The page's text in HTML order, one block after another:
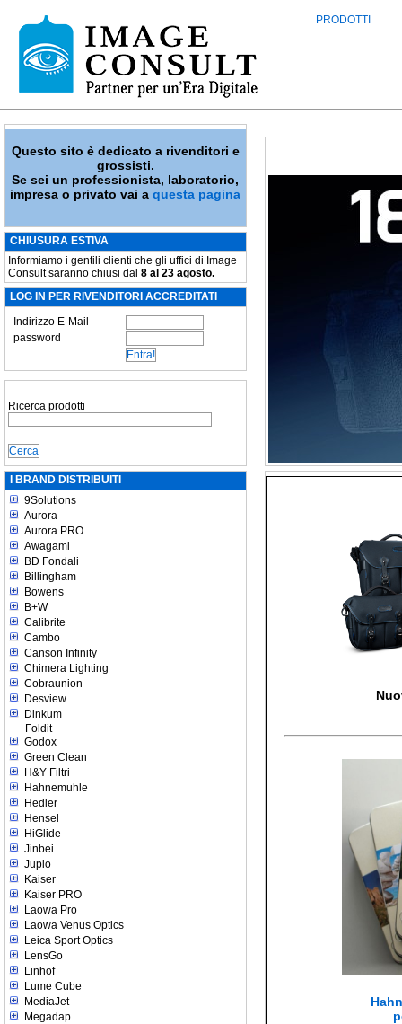
PRODOTTI
Questo sito è dedicato a rivenditori e
grossisti.
Se sei un professionista, laboratorio,
impresa o privato vai aquesta pagina
CHIUSURA ESTIVA
Informiamo i gentili clienti che gli uffici di Image
Consult saranno chiusi dal 8 al 23 agosto.
LOG IN PER RIVENDITORI ACCREDITATI
Indirizzo E-Mail
password
Ricerca prodotti
I BRAND DISTRIBUITI
9Solutions
Aurora
Aurora PRO
Awagami
BD Fondali
Billingham
Bowens
B+W
Calibrite
Cambo
Canson Infinity
Chimera Lighting
Cobraunion
Desview
Dinkum
Foldit
Godox
Green Clean
H&Y Filtri
Hahnemuhle
Hedler
Hensel
HiGlide
Jinbei
Jupio
Kaiser
Kaiser PRO
Laowa Pro
Laowa Venus Optics
Leica Sport Optics
LensGo
Linhof
Lume Cube
MediaJet
Megadap